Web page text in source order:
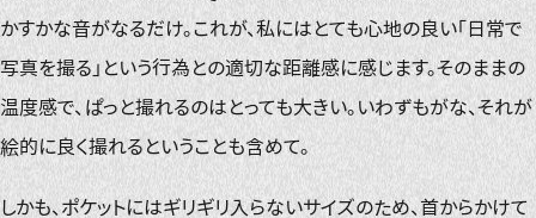
かすかな音がなるだけ。これが、私にはとても心地の良い「日常で
写真を撮る」という行為との適切な距離感に感じます。そのままの
温度感で、ぱっと撮れるのはとっても大きい。いわずもがな、それが
絵的に良く撮れるということも含めて。
しかも、ポケットにはギリギリ入らないサイズのため、首からかけて